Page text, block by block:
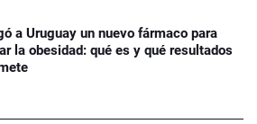
a Uruguay un nuevo fármaco para
la obesidad: qué es y qué resultados